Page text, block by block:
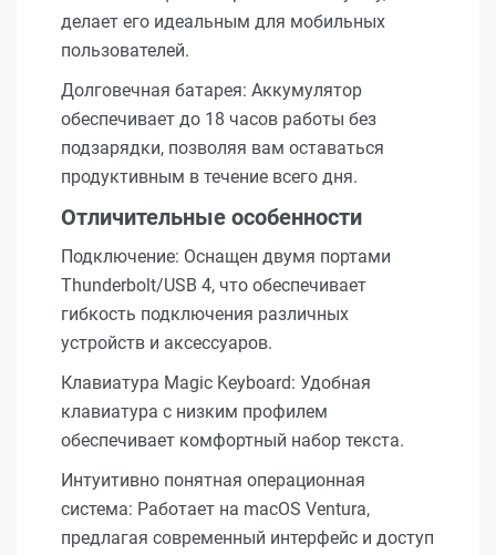
делает его идеальным для мобильных
пользователей.
Долговечная батарея: Аккумулятор
обеспечивает до 18 часов работы без
подзарядки, позволяя вам оставаться
продуктивным в течение всего дня.
Отличительные особенности
Подключение: Оснащен двумя портами
Thunderbolt/USB 4, что обеспечивает
гибкость подключения различных
устройств и аксессуаров.
Клавиатура Magic Keyboard: Удобная
клавиатура с низким профилем
обеспечивает комфортный набор текста.
Интуитивно понятная операционная
система: Работает на macOS Ventura,
предлагая современный интерфейс и доступ